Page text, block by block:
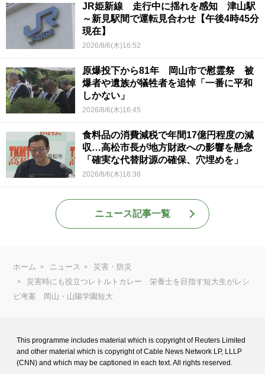
JR姫新線 走行中に揺れを感知 津山駅
～新見駅間で運転見合わせ【午後4時45分
現在】
2026/8/6(木)16:52
原爆投下から81年 岡山市で慰霊祭 被
爆者や遺族が犠牲者を追悼「一番に平和
しかない」
2026/8/6(木)16:45
食料品の消費減税で年間17億円程度の減
収…高松市長が地方財政への影響を懸念
「確実な代替財源の確保、穴埋めを」
2026/8/6(木)16:38
ニュース記事一覧
ホーム ニュース
災害・防災
災害時にも役立つレトルトカレー 栄養士を目指す短大生がレシ
ピ考案 岡山・山陽学園短大
This programme includes material which is copyright of Reuters Limited
and other material which is copyright of Cable News Network LP, LLLP
(CNN) and which may be captioned in each text. All rights reserved.